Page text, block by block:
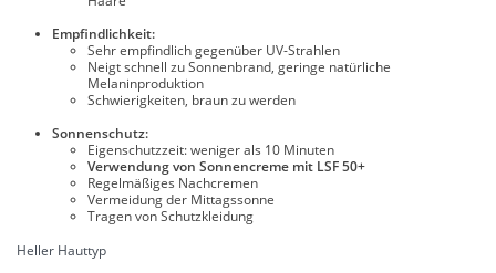
Empfindlichkeit:
Sehr empfindlich gegenüber UV-Strahlen
Neigt schnell zu Sonnenbrand, geringe natürliche
Melaninproduktion
Schwierigkeiten, braun zu werden
Sonnenschutz:
Eigenschutzzeit: weniger als 10 Minuten
Verwendung von Sonnencreme mit LSF 50+
Regelmäßiges Nachcremen
Vermeidung der Mittagssonne
Tragen von Schutzkleidung
Heller Hauttyp